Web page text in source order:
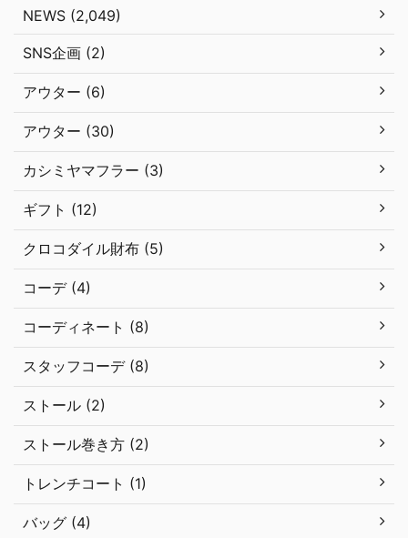
NEWS (2,049)
SNS企画 (2)
アウター (6)
アウター (30)
カシミヤマフラー (3)
ギフト (12)
クロコダイル財布 (5)
コーデ (4)
コーディネート (8)
スタッフコーデ (8)
ストール (2)
ストール巻き方 (2)
トレンチコート (1)
バッグ (4)